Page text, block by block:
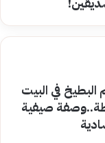
في البيت
صيفية